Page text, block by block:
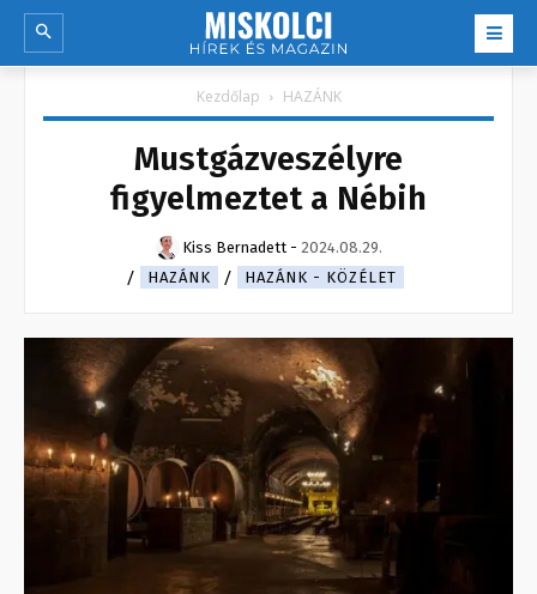
Kezdőlap HAZÁNK
Mustgázveszélyre
figyelmeztet a Nébih
Kiss Bernadett - 2024.08.29.
HAZÁNK
HAZÁNK - KÖZÉLET